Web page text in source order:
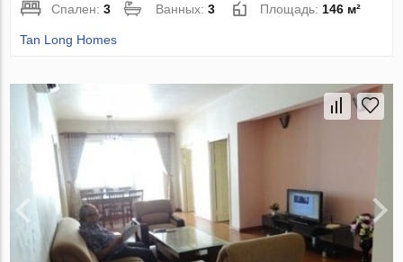
Спален:3 Ванных:3 Площадь: 146 м²
Tan Long Homes